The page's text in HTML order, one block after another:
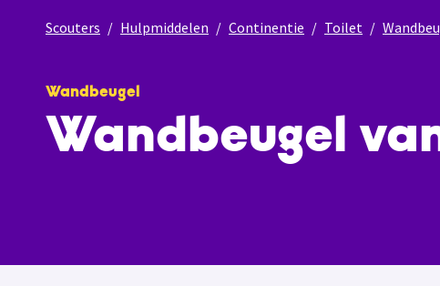
Scouters Hulpmiddelen Continentie Toilet
Wandbeugel
Wandbeugel